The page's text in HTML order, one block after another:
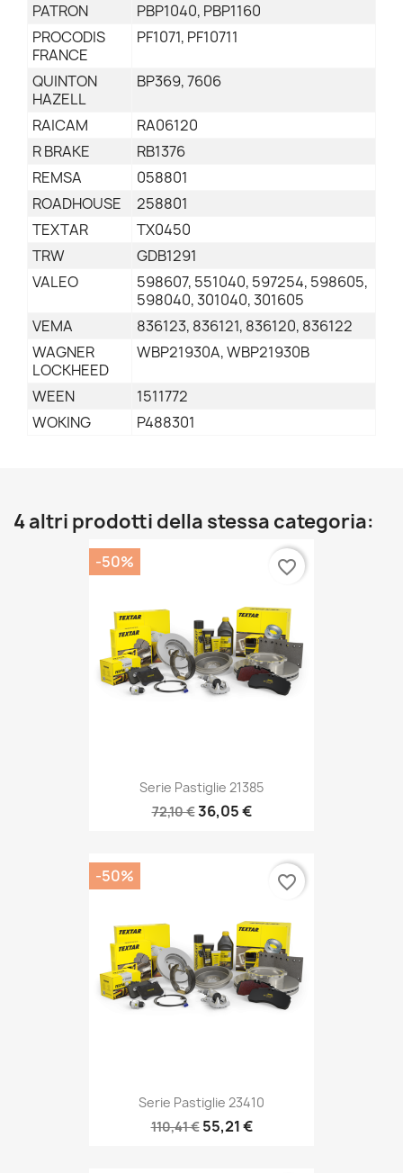
PATRON
PBP1040, PBP1160
PROCODIS
FRANCE
PF1071, PF10711
QUINTON
HAZELL
BP369, 7606
RAICAM
RA06120
R BRAKE
RB1376
REMSA
058801
ROADHOUSE
258801
TEXTAR
TX0450
TRW
GDB1291
VALEO
598607, 551040, 597254, 598605,
598040, 301040, 301605
VEMA
836123, 836121, 836120, 836122
WAGNER
LOCKHEED
WBP21930A, WBP21930B
WEEN
1511772
WOKING
P488301
4 altri prodotti della stessa categoria:
Serie Pastiglie 21385
72,10 €36,05 €
-50% favorite_border
Serie Pastiglie 23410
110,41 € 55,21 €
-50% favorite_border